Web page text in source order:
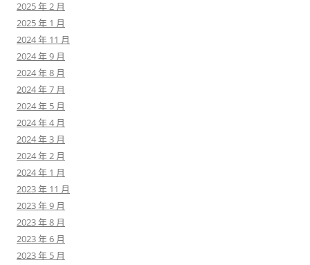
2025 年 2 月
2025 年 1 月
2024 年 11 月
2024 年 9 月
2024 年 8 月
2024 年 7 月
2024 年 5 月
2024 年 4 月
2024 年 3 月
2024 年 2 月
2024 年 1 月
2023 年 11 月
2023 年 9 月
2023 年 8 月
2023 年 6 月
2023 年 5 月